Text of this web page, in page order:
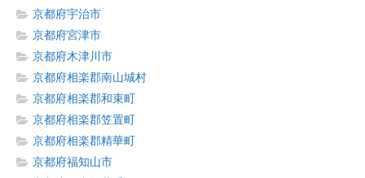
京都府宇治市
京都府宮津市
京都府木津川市
京都府相楽郡南山城村
京都府相楽郡和束町
京都府相楽郡笠置町
京都府相楽郡精華町
京都府福知山市